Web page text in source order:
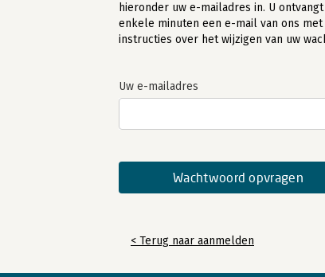
hieronder uw e-mailadres in. U
enkele minuten een e-mail van ons met
instructies over het wijzigen van uw
Uw e-mailadres
< Terug naar aanmelden